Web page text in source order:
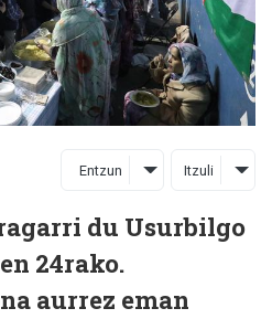
Entzun Itzuli
du Usurbilgo
24rako.
aurrez eman